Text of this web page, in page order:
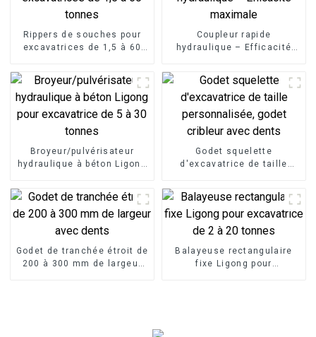
Rippers de souches pour
excavatrices de 1,5 à 60
Coupleur rapide
hydraulique – Efficacité
Broyeur/pulvérisateur
hydraulique à béton Ligong
Godet squelette
d'excavatrice de taille
Godet de tranchée étroit de
200 à 300 mm de largeur
Balayeuse rectangulaire
fixe Ligong pour